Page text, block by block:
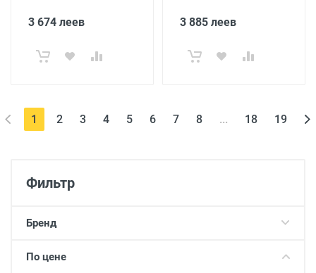
Фильтр
Бренд
По цене
3 674 леев 3 885 леев
1 (current)
2 3 4 5 6 7 8 ... 18 19